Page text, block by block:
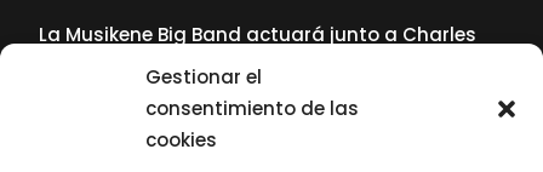
Gestionar el
consentimiento de las
cookies
La Musikene Big Band actuará junto a Charles
Tolliver en el 61 Jazzaldia